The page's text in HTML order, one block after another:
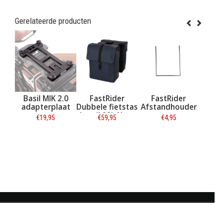
Gerelateerde producten
FastRider
Dubbele fietstas
Jaxx II 28L Navy
€59,95
FastRider
Afstandhouder
€4,95
FastRider Enkele
fietstas Jaxx II
14L Trend Zwart
€49,95